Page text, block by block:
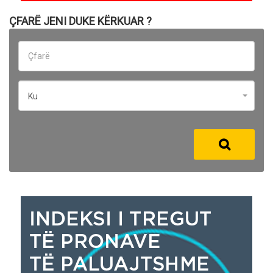
ÇFARË JENI DUKE KËRKUAR ?
Ku